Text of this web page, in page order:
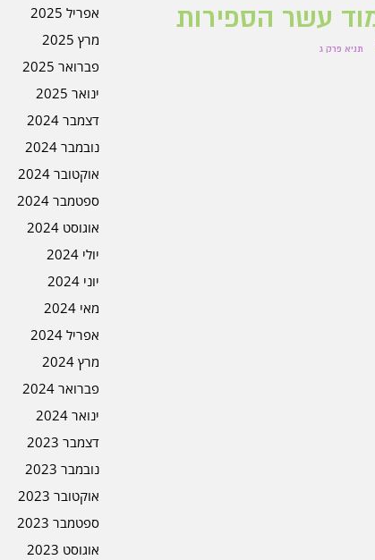
אפריל 2025
מרץ 2025
פברואר 2025
ינואר 2025
דצמבר 2024
נובמבר 2024
אוקטובר 2024
ספטמבר 2024
אוגוסט 2024
יולי 2024
יוני 2024
מאי 2024
אפריל 2024
מרץ 2024
פברואר 2024
ינואר 2024
דצמבר 2023
נובמבר 2023
אוקטובר 2023
ספטמבר 2023
אוגוסט 2023
עשר הספירות
תניא פרק ג